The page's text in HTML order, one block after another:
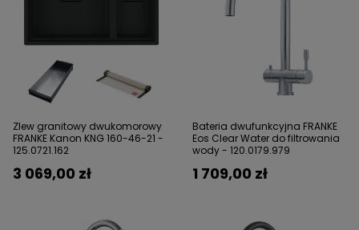
Zlew granitowy dwukomorowy
FRANKE Kanon KNG 160-46-21 -
125.0721.162
3 069,00 zł
Bateria dwufunkcyjna FRANKE
Eos Clear Water do filtrowania
wody - 120.0179.979
1 709,00 zł